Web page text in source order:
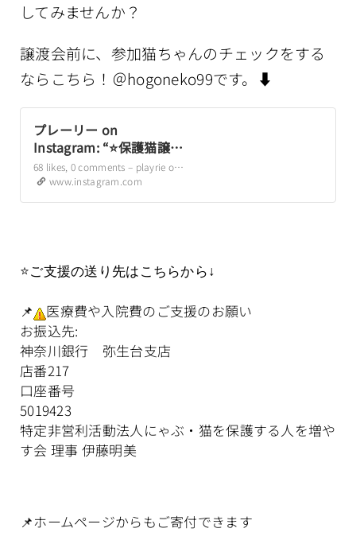
してみませんか？
譲渡会前に、参加猫ちゃんのチェックをする
ならこちら！＠hogoneko99です。⬇️
プレーリー on
Instagram: “⭐️保護猫譲渡
会情報12/20（土)弥生台
自治会館譲渡会（予約不
要）の参加予定メンバー
ずっとのお家を待ってい
来てください🙏↓各アカ
ウントで普段の様子をご
覧いただけます⭐️は初参加
もなか♂ みたらし♀
@ma20181006 ハチワレ
♂ @ume_jasmin (ハチワ
レ君のママも里親募集中❣️
譲渡会には参加しません
がポスター掲示あり）…
68 likes, 0 comments – playrie on December 18, 2025: “⭐️保護猫譲渡会情報12/20（土)弥生台自治会館譲渡会（予約不要）の参加予定メンバーはこちら✨※体調などによりお休みや追加参加する場合もありますみんなずっとのお家を待っていますぜひ皆んなに会いに来てください🙏↓各アカウントで普段の様…
www.instagram.com
⭐️ご支援の送り先はこちらから↓
📌
医療費や入院費のご支援のお願い
お振込先:
神奈川銀行 弥生台支店
店番217
口座番号
5019423
特定非営利活動法人にゃぶ・猫を保護する人を増や
す会 理事 伊藤明美
📌ホームページからもご寄付できます